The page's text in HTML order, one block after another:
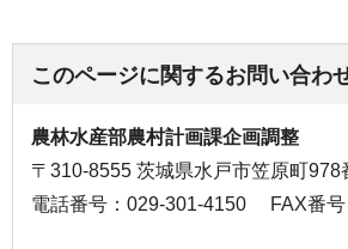
このページに関するお問い合わ
農林水産部農村計画課企画調整
〒310-8555 茨城県水戸市笠原町978
電話番号：029-301-4150
FAX番